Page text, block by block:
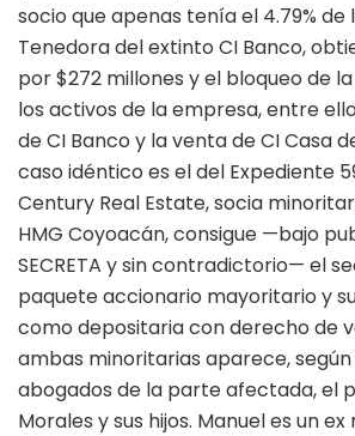
socio que apenas tenía el 4.79% de
Tenedora del extinto CI Banco,
por $272 millones y el bloqueo de
los activos de la empresa, entre
de CI Banco y la venta de CI Casa
caso idéntico es el del Expediente
Century Real Estate, socia
HMG Coyoacán, consigue —bajo
SECRETA y sin contradictorio— el
paquete accionario mayoritario y
como depositaria con derecho de
ambas minoritarias aparece,
abogados de la parte afectada, el
Morales y sus hijos. Manuel es un